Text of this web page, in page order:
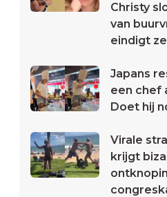
Christy
van
eindigt
Japans
een chef
Doet hij
Virale
krijgt